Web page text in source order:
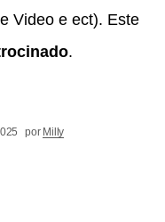
Video e ect). Este
.
por Milly